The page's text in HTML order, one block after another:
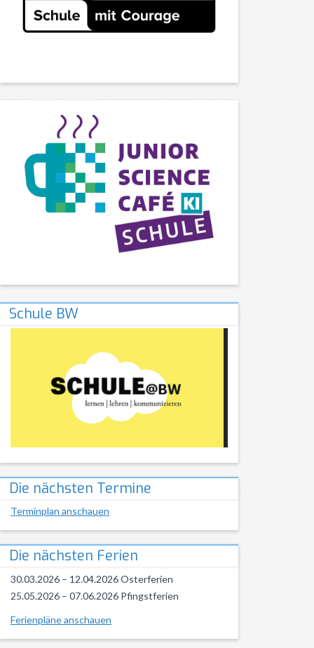
Schule BW
Die nächsten Termine
Terminplan anschauen
Die nächsten Ferien
30.03.2026 – 12.04.2026 Osterferien
25.05.2026 – 07.06.2026 Pfingstferien
Ferienpläne anschauen